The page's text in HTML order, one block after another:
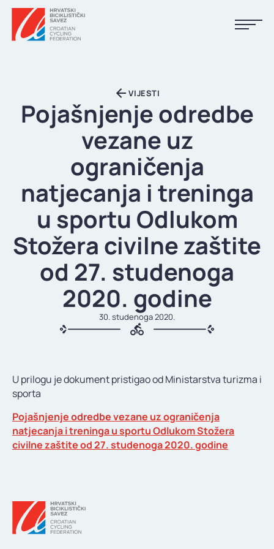
KALENDAR
TIJELA HBS-A
DOKUMENTI
LINKOVI
KONTAKT
VIJESTI
Pojašnjenje odredbe
vezane uz
ograničenja
natjecanja i treninga
u sportu Odlukom
Stožera civilne zaštite
od 27. studenoga
2020. godine
30. studenoga 2020.
U prilogu je dokument pristigao od Ministarstva turizma i
sporta
Pojašnjenje odredbe vezane uz ograničenja
natjecanja i treninga u sportu Odlukom Stožera
civilne zaštite od 27. studenoga 2020. godine